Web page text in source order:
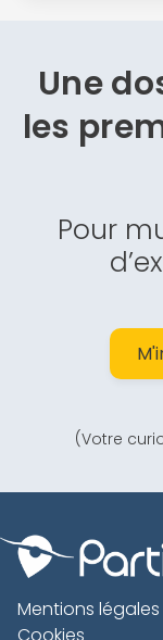
Une
les
Pour
(Votre
Mentions légales